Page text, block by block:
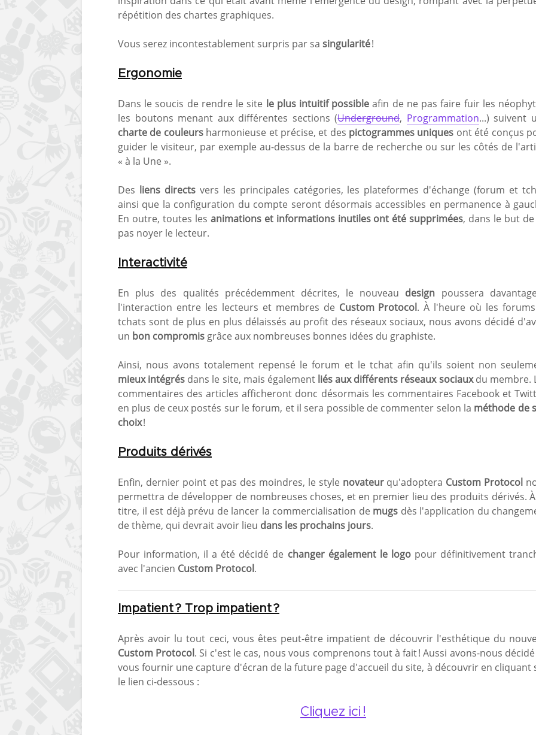
répétition des chartes graphiques.
Vous serez incontestablement surpris par sa singularité!
Ergonomie
Dans le soucis de rendre le site le plus intuitif possible afin de ne pas faire fuir les
les boutons menant aux différentes sections (Underground, Programmation...) suivent
charte de couleursharmonieuse et précise, et des pictogrammes uniques ont été conçus
guider le visiteur, par exemple au-dessus de la barre de recherche ou sur les côtés de
« à la Une ».
Des liens directsvers les principales catégories, les plateformes d'échange (forum et
ainsi que la configuration du compte seront désormais accessibles en permanence à
En outre, toutes les animations et informations inutiles ont été supprimées, dans le but
pas noyer le lecteur.
Interactivité
En plus des qualités précédemment décrites, le nouveau design poussera
l'interaction entre les lecteurs et membres de Custom Protocol. À l'heure où les
tchats sont de plus en plus délaissés au profit des réseaux sociaux, nous avons décidé
un bon compromis grâce aux nombreuses bonnes idées du graphiste.
Ainsi, nous avons totalement repensé le forum et le tchat afin qu'ils soient non
mieux intégrés dans le site, mais également liés aux différents réseaux sociauxdu membre.
commentaires des articles afficheront donc désormais les commentaires Facebook et
en plus de ceux postés sur le forum, et il sera possible de commenter selon la méthode de
choix!
Produits dérivés
Enfin, dernier point et pas des moindres, le style novateurqu'adoptera Custom Protocol
permettra de développer de nombreuses choses, et en premier lieu des produits dérivés.
titre, il est déjà prévu de lancer la commercialisation de mugs dès l'application du
de thème, qui devrait avoir lieu dans les prochains jours.
Pour information, il a été décidé de changer également le logopour définitivement
avec l'ancien Custom Protocol.
Impatient ? Trop impatient ?
Après avoir lu tout ceci, vous êtes peut-être impatient de découvrir l'esthétique du
Custom Protocol. Si c'est le cas, nous vous comprenons tout à fait ! Aussi avons-nous
vous fournir une capture d'écran de la future page d'accueil du site, à découvrir en cliquant
le lien ci-dessous :
Cliquez ici !